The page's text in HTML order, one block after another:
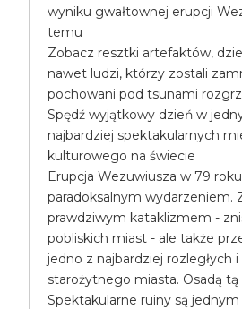
wyniku gwałtownej erupcji
temu
Zobacz resztki artefaktów,
nawet ludzi, którzy zostali
pochowani pod tsunami
Spędź wyjątkowy dzień w
najbardziej spektakularnych
kulturowego na świecie
Erupcja Wezuwiusza w 79 roku
paradoksalnym wydarzeniem.
prawdziwym kataklizmem -
pobliskich miast - ale także
jedno z najbardziej rozległych
starożytnego miasta. Osadą tą
Spektakularne ruiny są jednym